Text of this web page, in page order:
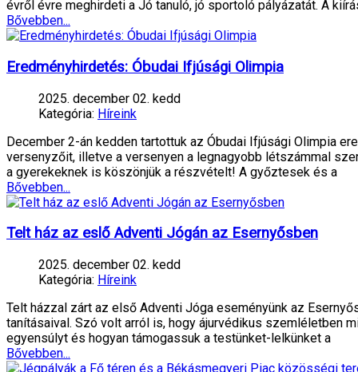
évről évre meghirdeti a Jó tanuló, jó sportoló pályázatát. A
Bővebben...
Eredményhirdetés: Óbudai Ifjúsági Olimpia
2025. december 02. kedd
Kategória: Híreink
December 2-án kedden tartottuk az Óbudai Ifjúsági Olimpia
versenyzőit, illetve a versenyen a legnagyobb létszámmal
a gyerekeknek is köszönjük a részvételt! A győztesek és a
Bővebben...
Telt ház az eslő Adventi Jógán az Esernyősben
2025. december 02. kedd
Kategória: Híreink
Telt házzal zárt az első Adventi Jóga eseményünk az
tanításaival. Szó volt arról is, hogy ájurvédikus szemléletben
egyensúlyt és hogyan támogassuk a testünket-lelkünket a
Bővebben...